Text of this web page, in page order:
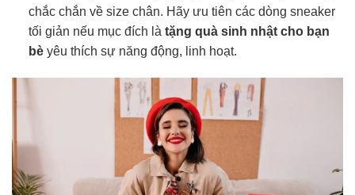
chắc chắn về size chân. Hãy ưu tiên các dòng sneaker
tối giản nếu mục đích là tặng quà sinh nhật cho bạn
bèyêu thích sự năng động, linh hoạt.